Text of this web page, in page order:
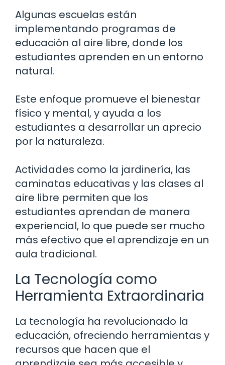
Algunas escuelas están
implementando programas de
educación al aire libre, donde los
estudiantes aprenden en un entorno
natural.
Este enfoque promueve el bienestar
físico y mental, y ayuda a los
estudiantes a desarrollar un aprecio
por la naturaleza.
Actividades como la jardinería, las
caminatas educativas y las clases al
aire libre permiten que los
estudiantes aprendan de manera
experiencial, lo que puede ser mucho
más efectivo que el aprendizaje en un
aula tradicional.
La Tecnología como
Herramienta Extraordinaria
La tecnología ha revolucionado la
educación, ofreciendo herramientas y
recursos que hacen que el